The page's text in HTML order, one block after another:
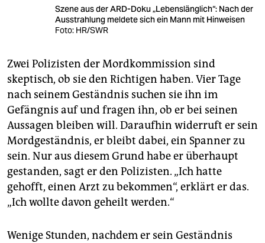
Szene aus der ARD-Doku „Lebenslänglich“: Nach der
Ausstrahlung meldete sich ein Mann mit Hinweisen
Foto: HR/SWR
Zwei Polizisten der Mordkommission sind
skeptisch, ob sie den Richtigen haben. Vier Tage
nach seinem Geständnis suchen sie ihn im
Gefängnis auf und fragen ihn, ob er bei seinen
Aussagen bleiben will. Daraufhin widerruft er sein
Mordgeständnis, er bleibt dabei, ein Spanner zu
sein. Nur aus diesem Grund habe er überhaupt
gestanden, sagt er den Polizisten. „Ich hatte
gehofft, einen Arzt zu bekommen“, erklärt er das.
„Ich wollte davon geheilt werden.“
Wenige Stunden, nachdem er sein Geständnis